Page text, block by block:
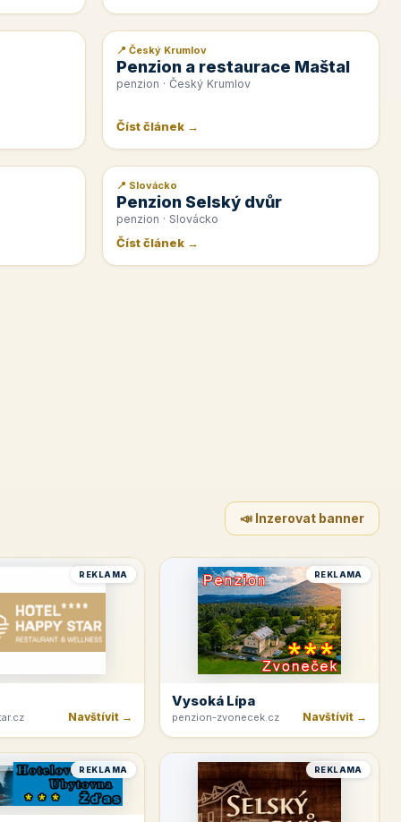
📰 PR článek
📍 Český Krumlov
Penzion a restaurace Maštal
penzion · Český Krumlov
Číst článek →
📰 PR článek
📍 Slovácko
Penzion Selský dvůr
penzion · Slovácko
Číst článek →
📣 Inzerovat banner
REKLAMA
Navštívit →
REKLAMA
Vysoká Lípa
penzion-zvonecek.cz Navštívit →
REKLAMA REKLAMA